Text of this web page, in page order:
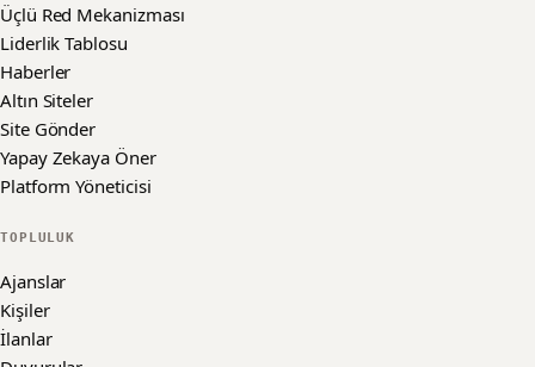
Üçlü Red Mekanizması
Liderlik Tablosu
Haberler
Altın Siteler
Site Gönder
Yapay Zekaya Öner
Platform Yöneticisi
TOPLULUK
Ajanslar
Kişiler
İlanlar